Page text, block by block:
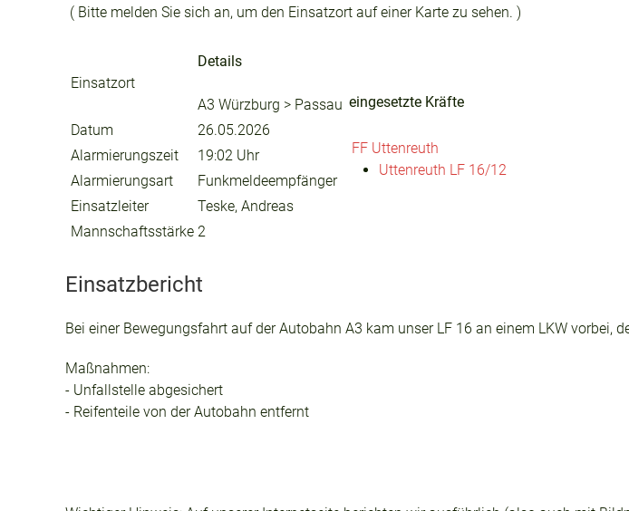
( Bitte melden Sie sich an, um den Einsatzort auf einer Karte zu sehen. )
Einsatzort
Details
A3 Würzburg > Passau
Datum
26.05.2026
Alarmierungszeit
19:02 Uhr
Alarmierungsart
Funkmeldeempfänger
Einsatzleiter
Teske, Andreas
Mannschaftsstärke 2
eingesetzte Kräfte
FF Uttenreuth
Uttenreuth LF 16/12
Einsatzbericht
Bei einer Bewegungsfahrt auf der Autobahn A3 kam unser LF 16 an einem LKW vorbei,
Maßnahmen:
- Unfallstelle abgesichert
- Reifenteile von der Autobahn entfernt